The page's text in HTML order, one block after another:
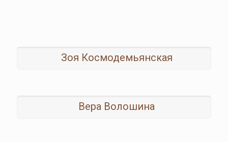
Зоя Космодемьянская
Вера Волошина